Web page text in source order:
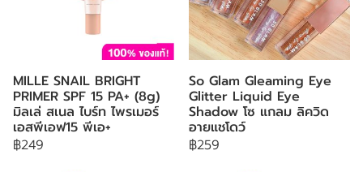
MILLE SNAIL BRIGHT
PRIMER SPF 15 PA+ (8g)
มิลเล่ สเนล ไบร์ท ไพรเมอร์
เอสพีเอฟ15 พีเอ+
฿249
So Glam Gleaming Eye
Glitter Liquid Eye
Shadow โซ แกลม ลิควิด
อายแชโดว์
฿259